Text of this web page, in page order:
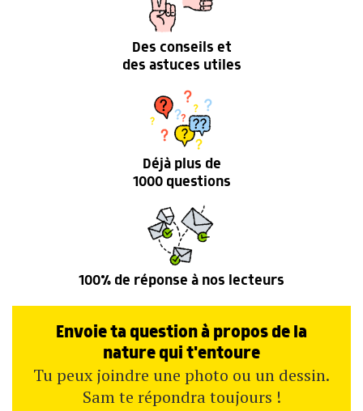
Des conseils et
des astuces utiles
Déjà plus de
1000 questions
100% de réponse à nos lecteurs
Envoie ta question à propos de la
nature qui t'entoure
Tu peux joindre une photo ou un dessin.
Sam te répondra toujours !